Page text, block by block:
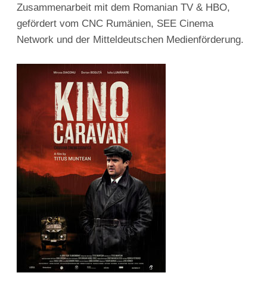
Zusammenarbeit mit dem Romanian TV & HBO,
gefördert vom CNC Rumänien, SEE Cinema
Network und der Mitteldeutschen Medienförderung.